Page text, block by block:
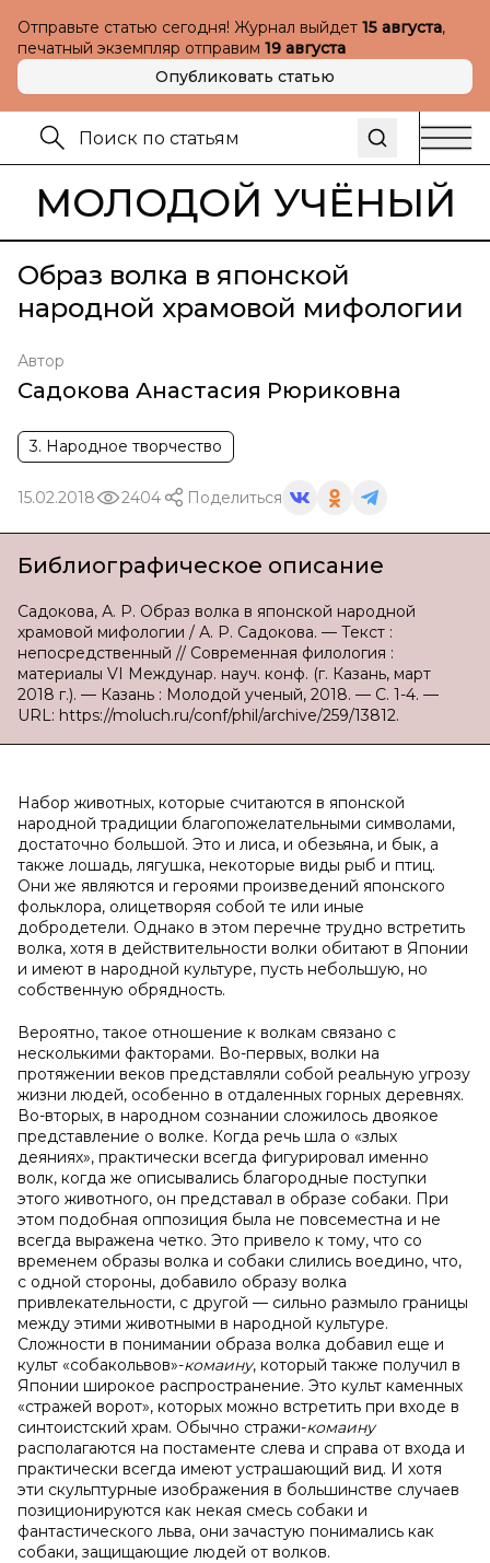
Отправьте статью сегодня! Журнал выйдет 15 августа,
печатный экземпляр отправим 19 августа
Опубликовать статью
МОЛОДОЙ УЧЁНЫЙ
Образ волка в японской
народной храмовой мифологии
Автор
Садокова Анастасия Рюриковна
3. Народное творчество
15.02.2018 2404 Поделиться
Библиографическое описание
Садокова, А. Р. Образ волка в японской народной
храмовой мифологии / А. Р. Садокова. — Текст :
непосредственный // Современная филология :
материалы VI Междунар. науч. конф. (г. Казань, март
2018 г.). — Казань : Молодой ученый, 2018. — С. 1-4. —
URL: https://moluch.ru/conf/phil/archive/259/13812.
Набор животных, которые считаются в японской
народной традиции благопожелательными символами,
достаточно большой. Это и лиса, и обезьяна, и бык, а
также лошадь, лягушка, некоторые виды рыб и птиц.
Они же являются и героями произведений японского
фольклора, олицетворяя собой те или иные
добродетели. Однако в этом перечне трудно встретить
волка, хотя в действительности волки обитают в Японии
и имеют в народной культуре, пусть небольшую, но
собственную обрядность.
Вероятно, такое отношение к волкам связано с
несколькими факторами. Во-первых, волки на
протяжении веков представляли собой реальную угрозу
жизни людей, особенно в отдаленных горных деревнях.
Во-вторых, в народном сознании сложилось двоякое
представление о волке. Когда речь шла о «злых
деяниях», практически всегда фигурировал именно
волк, когда же описывались благородные поступки
этого животного, он представал в образе собаки. При
этом подобная оппозиция была не повсеместна и не
всегда выражена четко. Это привело к тому, что со
временем образы волка и собаки слились воедино, что,
с одной стороны, добавило образу волка
привлекательности, с другой — сильно размыло границы
между этими животными в народной культуре.
Сложности в понимании образа волка добавил еще и
культ «собакольвов»-комаину, который также получил в
Японии широкое распространение. Это культ каменных
«стражей ворот», которых можно встретить при входе в
синтоистский храм. Обычно стражи-комаину
располагаются на постаменте слева и справа от входа и
практически всегда имеют устрашающий вид. И хотя
эти скульптурные изображения в большинстве случаев
позиционируются как некая смесь собаки и
фантастического льва, они зачастую понимались как
собаки, защищающие людей от волков.